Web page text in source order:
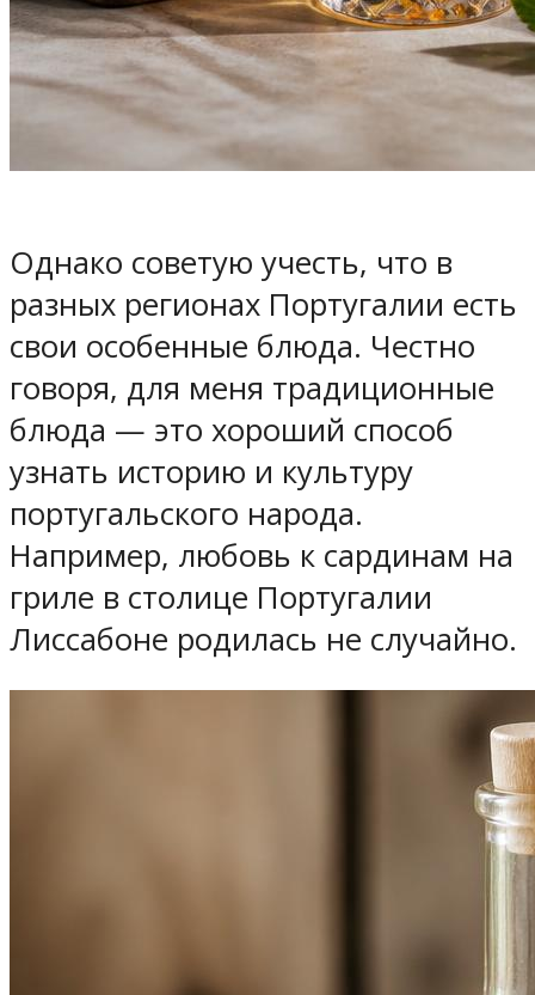
Однако советую учесть, что в
разных регионах Португалии есть
свои особенные блюда. Честно
говоря, для меня традиционные
блюда — это хороший способ
узнать историю и культуру
португальского народа.
Например, любовь к сардинам на
гриле в столице Португалии
Лиссабоне родилась не случайно.